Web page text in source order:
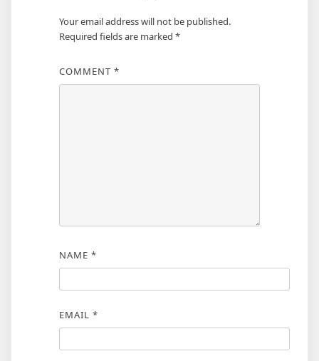
Your email address will not be published.
Required fields are marked *
COMMENT *
NAME *
EMAIL *